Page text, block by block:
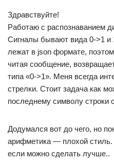
Здравствуйте!
Работаю с распознаванием
Сигналы бывают вида 0->1
лежат в json формате,
читая сообщение,
типа «0->1». Меня всегда
стрелки. Стоит задача как
последнему символу строки
Додумался вот до чего, но
арифметика — плохой
если можно сделать лучше..